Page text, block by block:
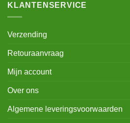
KLANTENSERVICE
Verzending
Retouraanvraag
Mijn account
Over ons
Algemene leveringsvoorwaarden